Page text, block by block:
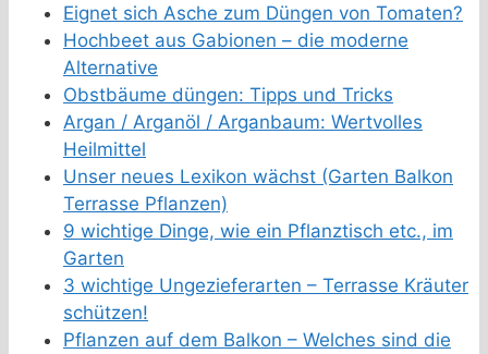
Eignet sich Asche zum Düngen von Tomaten?
Hochbeet aus Gabionen – die moderne
Alternative
Obstbäume düngen: Tipps und Tricks
Argan / Arganöl / Arganbaum: Wertvolles
Heilmittel
Unser neues Lexikon wächst (Garten Balkon
Terrasse Pflanzen)
9 wichtige Dinge, wie ein Pflanztisch etc., im
Garten
3 wichtige Ungezieferarten – Terrasse Kräuter
schützen!
Pflanzen auf dem Balkon – Welches sind die